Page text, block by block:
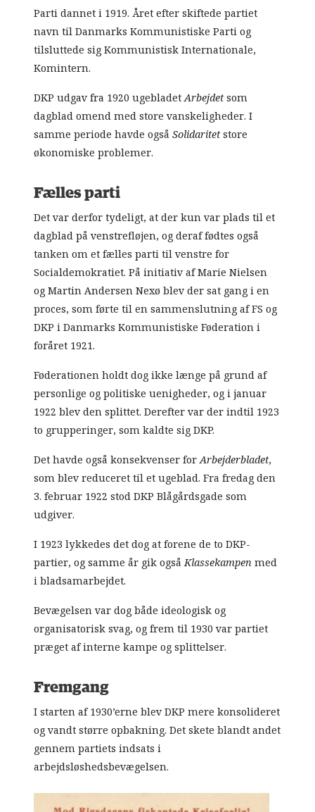
Parti dannet i 1919. Året efter skiftede partiet
navn til Danmarks Kommunistiske Parti og
tilsluttede sig Kommunistisk Internationale,
Komintern.
DKP udgav fra 1920 ugebladetArbejdetsom
dagblad omend med store vanskeligheder. I
samme periode havde ogsåSolidaritetstore
økonomiske problemer.
Fælles parti
Det var derfor tydeligt, at der kun var plads til et
dagblad på venstrefløjen, og deraf fødtes også
tanken om et fælles parti til venstre for
Socialdemokratiet. På initiativ af Marie Nielsen
og Martin Andersen Nexø blev der sat gang i en
proces, som førte til en sammenslutning af FS og
DKP i Danmarks Kommunistiske Føderation i
foråret 1921.
Føderationen holdt dog ikke længe på grund af
personlige og politiske uenigheder, og i januar
1922 blev den splittet. Derefter var der indtil 1923
to grupperinger, som kaldte sig DKP.
Det havde også konsekvenser forArbejderbladet,
som blev reduceret til et ugeblad. Fra fredag den
3. februar 1922 stod DKP Blågårdsgade som
udgiver.
I 1923 lykkedes det dog at forene de to DKP-
partier, og samme år gik ogsåKlassekampenmed
i bladsamarbejdet.
Bevægelsen var dog både ideologisk og
organisatorisk svag, og frem til 1930 var partiet
præget af interne kampe og splittelser.
Fremgang
I starten af 1930’erne blev DKP mere konsolideret
og vandt større opbakning. Det skete blandt andet
gennem partiets indsats i
arbejdsløshedsbevægelsen.